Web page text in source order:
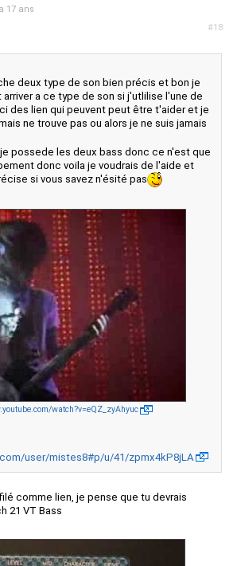
#18
17 ans
deux type de son bien précis et bon je
a ce type de son si j'utlilise l'une de
des lien qui peuvent peut être t'aider et je
ne trouve pas ou alors je ne suis jamais
possede les deux bass donc ce n'est que
donc voila je voudrais de l'aide et
si vous savez n'ésité pas
watch?v=eQZ_zyAhyuc
user/mistes8#p/u/41/zpmx4kP8jLA
comme lien, je pense que tu devrais
21 VT Bass